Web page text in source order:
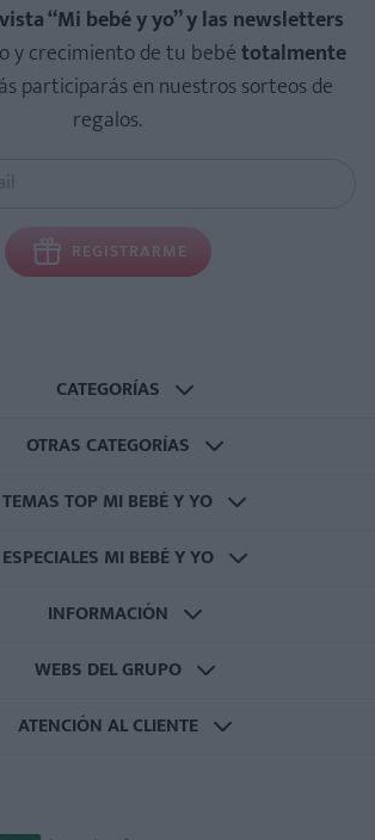
“Mi bebé y yo” y las newsletters
y crecimiento de tu bebétotalmente
participarás en nuestros sorteos de
regalos.
REGISTRARME
CATEGORÍAS
OTRAS CATEGORÍAS
TEMAS TOP MI BEBÉ Y YO
ESPECIALES MI BEBÉ Y YO
INFORMACIÓN
WEBS DEL GRUPO
ATENCIÓN AL CLIENTE